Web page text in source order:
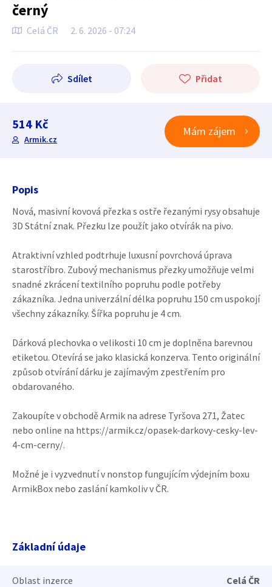
černý
Celá ČR 2. 6. 2026 - 07:24
Sdílet Přidat
514 Kč
Armik.cz
Mám zájem
Popis
Nová, masivní kovová přezka s ostře řezanými rysy obsahuje
3D Státní znak. Přezku lze použít jako otvírák na pivo.
Atraktivní vzhled podtrhuje luxusní povrchová úprava
starostříbro. Zubový mechanismus přezky umožňuje velmi
snadné zkrácení textilního popruhu podle potřeby
zákazníka. Jedna univerzální délka popruhu 150 cm uspokojí
všechny zákazníky. Šířka popruhu je 4 cm.
Dárková plechovka o velikosti 10 cm je doplněna barevnou
etiketou. Otevírá se jako klasická konzerva. Tento originální
způsob otvírání dárku je zajímavým zpestřením pro
obdarovaného.
Zakoupíte v obchodě Armik na adrese Tyršova 271, Žatec
nebo online na https://armik.cz/opasek-darkovy-cesky-lev-
4-cm-cerny/.
Možné je i vyzvednutí v nonstop fungujícím výdejním boxu
ArmikBox nebo zaslání kamkoliv v ČR.
Základní údaje
Oblast inzerce Celá ČR